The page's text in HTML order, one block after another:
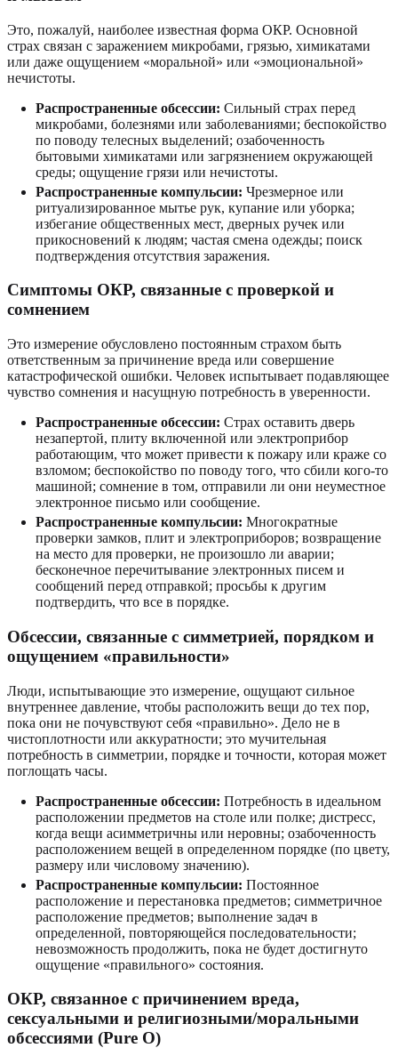
Это, пожалуй, наиболее известная форма ОКР. Основной
страх связан с заражением микробами, грязью, химикатами
или даже ощущением «моральной» или «эмоциональной»
нечистоты.
Распространенные обсессии: Сильный страх перед
микробами, болезнями или заболеваниями; беспокойство
по поводу телесных выделений; озабоченность
бытовыми химикатами или загрязнением окружающей
среды; ощущение грязи или нечистоты.
Распространенные компульсии: Чрезмерное или
ритуализированное мытье рук, купание или уборка;
избегание общественных мест, дверных ручек или
прикосновений к людям; частая смена одежды; поиск
подтверждения отсутствия заражения.
Симптомы ОКР, связанные с проверкой и
сомнением
Это измерение обусловлено постоянным страхом быть
ответственным за причинение вреда или совершение
катастрофической ошибки. Человек испытывает подавляющее
чувство сомнения и насущную потребность в уверенности.
Распространенные обсессии: Страх оставить дверь
незапертой, плиту включенной или электроприбор
работающим, что может привести к пожару или краже со
взломом; беспокойство по поводу того, что сбили кого-то
машиной; сомнение в том, отправили ли они неуместное
электронное письмо или сообщение.
Распространенные компульсии: Многократные
проверки замков, плит и электроприборов; возвращение
на место для проверки, не произошло ли аварии;
бесконечное перечитывание электронных писем и
сообщений перед отправкой; просьбы к другим
подтвердить, что все в порядке.
Обсессии, связанные с симметрией, порядком и
ощущением «правильности»
Люди, испытывающие это измерение, ощущают сильное
внутреннее давление, чтобы расположить вещи до тех пор,
пока они не почувствуют себя «правильно». Дело не в
чистоплотности или аккуратности; это мучительная
потребность в симметрии, порядке и точности, которая может
поглощать часы.
Распространенные обсессии: Потребность в идеальном
расположении предметов на столе или полке; дистресс,
когда вещи асимметричны или неровны; озабоченность
расположением вещей в определенном порядке (по цвету,
размеру или числовому значению).
Распространенные компульсии: Постоянное
расположение и перестановка предметов; симметричное
расположение предметов; выполнение задач в
определенной, повторяющейся последовательности;
невозможность продолжить, пока не будет достигнуто
ощущение «правильного» состояния.
ОКР, связанное с причинением вреда,
сексуальными и религиозными/моральными
обсессиями (Pure O)